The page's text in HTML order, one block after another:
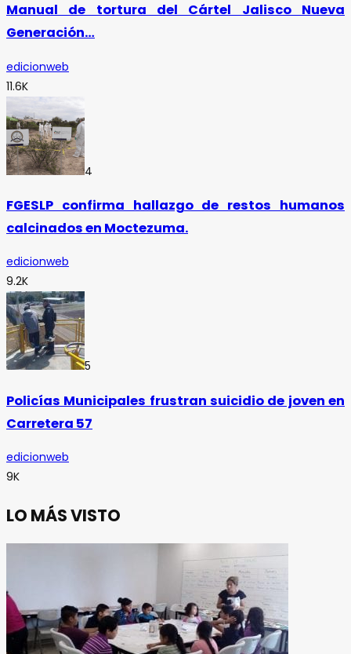
Manual de tortura del Cártel Jalisco Nueva
Generación…
edicionweb
11.6K
4
FGESLP confirma hallazgo de restos humanos
calcinados en Moctezuma.
edicionweb
9.2K
5
Policías Municipales frustran suicidio de joven en
Carretera 57
edicionweb
9K
LO MÁS VISTO